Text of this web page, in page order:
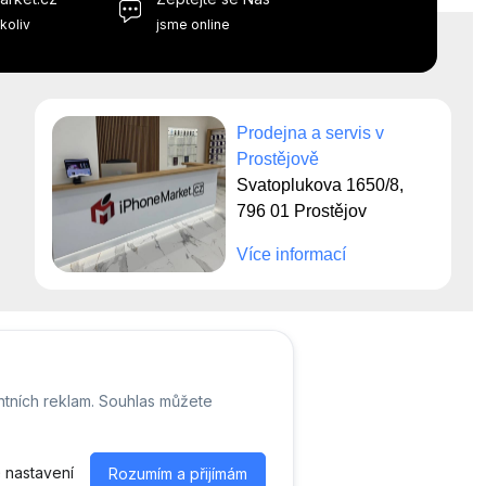
reklam. Souhlas můžete
Rozumím a přijímám
jsme online
Prodejna a servis v
Prostějově
Svatoplukova 1650/8,
796 01 Prostějov
Více informací